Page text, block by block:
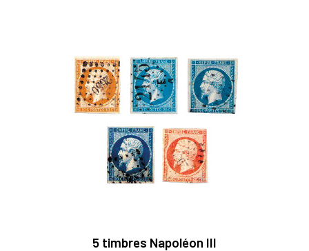
5 timbres Napoléon III